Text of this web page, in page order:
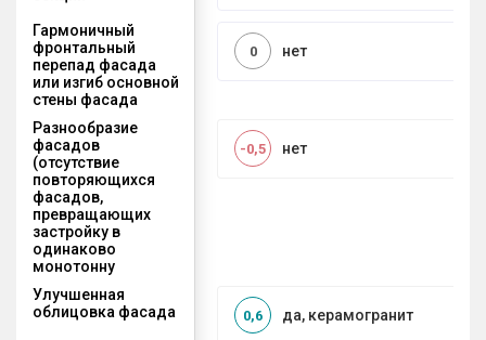
Гармоничный
фронтальный
перепад фасада
или изгиб основной
стены фасада
нет
0
Разнообразие
фасадов
(отсутствие
повторяющихся
фасадов,
превращающих
застройку в
одинаково
монотонну
нет
-0,5
Улучшенная
облицовка фасада
да, керамогранит
0,6